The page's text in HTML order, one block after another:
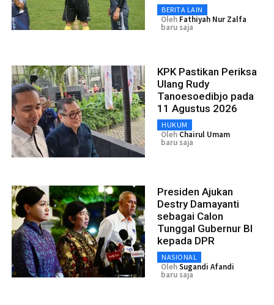
BERITA LAIN
Oleh Fathiyah Nur Zalfa
baru saja
KPK Pastikan Periksa
Ulang Rudy
Tanoesoedibjo pada
11 Agustus 2026
HUKUM
Oleh Chairul Umam
baru saja
Presiden Ajukan
Destry Damayanti
sebagai Calon
Tunggal Gubernur BI
kepada DPR
NASIONAL
OlehSugandi Afandi
baru saja